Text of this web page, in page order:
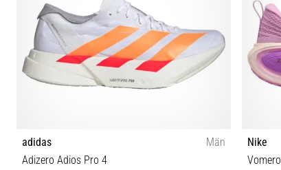
adidas
Män
Adizero Adios Pro 4
Nike